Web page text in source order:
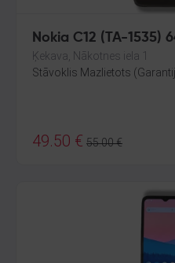
Nokia C12 (TA-1535)
Ķekava, Nākotnes iela 1
Stāvoklis Mazlietots
49.50 € 55.00€